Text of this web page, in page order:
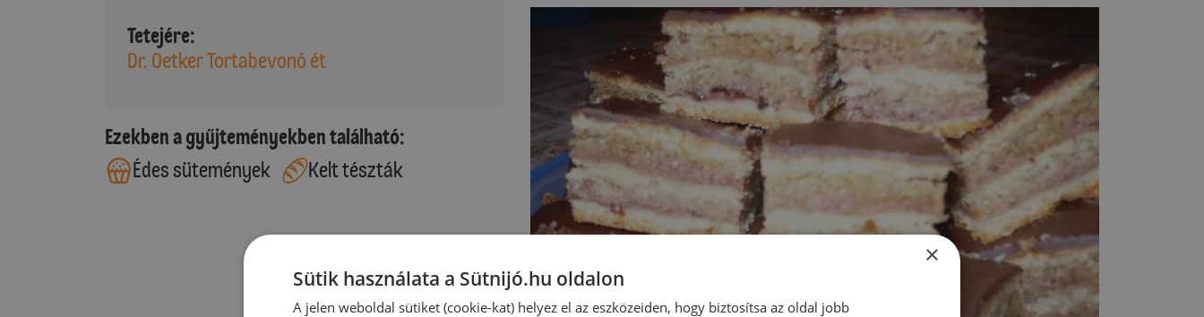
Tetejére:
Dr. Oetker Tortabevonó ét
Ezekben a gyűjteményekben található:
Édes sütemények
Kelt tészták
×
Sütik használata a Sütnijó.hu oldalon
A jelen weboldal sütiket (cookie-kat) helyez el az eszközeiden, hogy biztosítsa az oldal jobb